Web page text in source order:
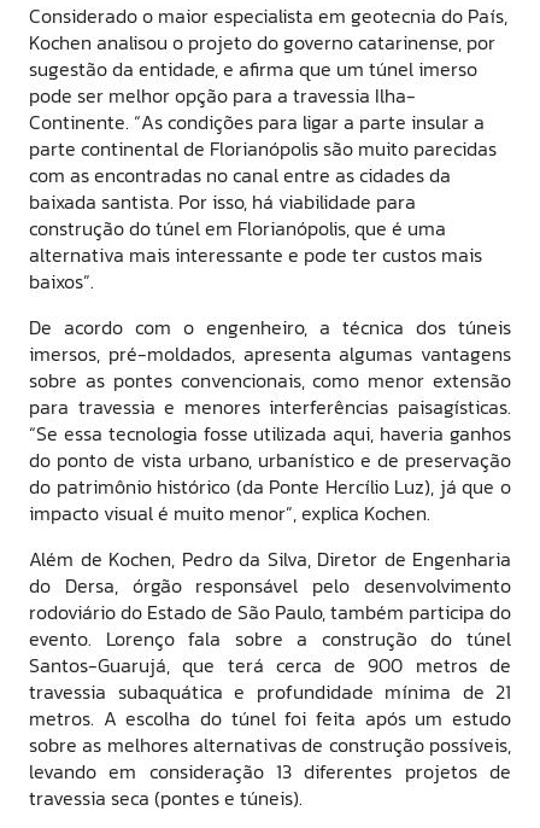
Considerado o maior especialista em geotecnia do País,
Kochen analisou o projeto do governo catarinense, por
sugestão da entidade, e afirma que um túnel imerso
pode ser melhor opção para a travessia Ilha-
Continente. “As condições para ligar a parte insular a
parte continental de Florianópolis são muito parecidas
com as encontradas no canal entre as cidades da
baixada santista. Por isso, há viabilidade para
construção do túnel em Florianópolis, que é uma
alternativa mais interessante e pode ter custos mais
baixos”.
De acordo com o engenheiro, a técnica dos túneis
imersos, pré-moldados, apresenta algumas vantagens
sobre as pontes convencionais, como menor extensão
para travessia e menores interferências paisagísticas.
“Se essa tecnologia fosse utilizada aqui, haveria ganhos
do ponto de vista urbano, urbanístico e de preservação
do patrimônio histórico (da Ponte Hercílio Luz), já que o
impacto visual é muito menor”, explica Kochen.
Além de Kochen, Pedro da Silva, Diretor de Engenharia
do Dersa, órgão responsável pelo desenvolvimento
rodoviário do Estado de São Paulo, também participa do
evento. Lorenço fala sobre a construção do túnel
Santos-Guarujá, que terá cerca de 900 metros de
travessia subaquática e profundidade mínima de 21
metros. A escolha do túnel foi feita após um estudo
sobre as melhores alternativas de construção possíveis,
levando em consideração 13 diferentes projetos de
travessia seca (pontes e túneis).